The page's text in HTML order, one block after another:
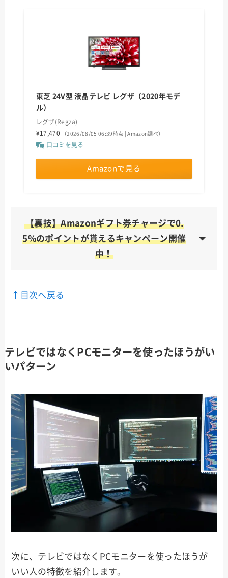
東芝 24V型 液晶テレビ レグザ（2020年モデ
ル）
レグザ(Regza)
¥17,470
（2026/08/05 06:39時点 | Amazon調べ）
口コミを見る
Amazonで見る
【裏技】Amazonギフト券チャージで0.
5%のポイントが貰えるキャンペーン開催
中！
が貰える
0.5%もらえるキャンペーンの詳細を見る
↑目次へ戻る
テレビではなくPCモニターを使ったほうがい
いパターン
次に、テレビではなくPCモニターを使ったほうが
いい人の特徴を紹介します。